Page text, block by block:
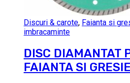
Discuri & carote, Faianta si
imbracaminte
DISC DIAMANTAT
FAIANTA SI